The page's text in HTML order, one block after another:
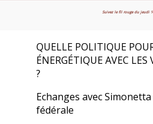
Suivez le fil rouge du jeudi
QUELLE POLITIQUE
ÉNERGÉTIQUE AVEC
?
Echanges avec
fédérale